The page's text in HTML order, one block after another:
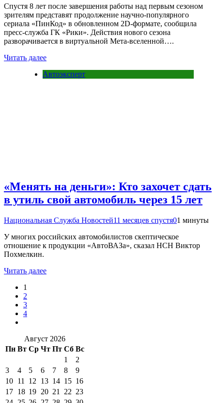
Спустя 8 лет после завершения работы над первым сезоном
зрителям представят продолжение научно-популярного
сериала «ПинКод» в обновленном 2D-формате, сообщила
пресс-служба ГК «Рики». Действия нового сезона
разворачивается в виртуальной Мета-вселенной….
Читать далее
Автоэксперт
«Менять на деньги»: Кто захочет сдать
в утиль свой автомобиль через 15 лет
Национальная Служба Новостей11 месяцев спустя01 минуты
У многих российских автомобилистов скептическое
отношение к продукции «АвтоВАЗа», сказал НСН Виктор
Похмелкин.
Читать далее
1
2
3
4
Август 2026
Пн Вт Ср Чт Пт Сб Вс
1
2
3
4 5 6 7 8
9
10 11 12 13 14 15 16
17 18 19 20 21 22 23